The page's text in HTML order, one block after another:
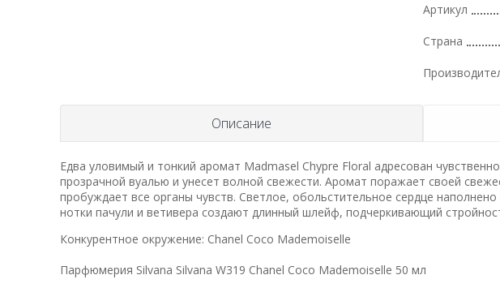
Артикул
Страна
Описание
Едва уловимый и тонкий аромат Madmasel Chypre Floral адресован
прозрачной вуалью и унесет волной свежести. Аромат поражает своей
пробуждает все органы чувств. Светлое, обольстительное сердце
нотки пачули и ветивера создают длинный шлейф, подчеркивающий
Конкурентное окружение: Chanel Coco Mademoiselle
Парфюмерия Silvana Silvana W319 Chanel Coco Mademoiselle 50 мл